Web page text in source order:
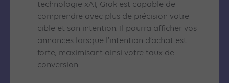
technologie xAI, Grok est capable de
comprendre avec plus de précision votre
cible et son intention. Il pourra afficher vos
annonces lorsque l’intention d’achat est
forte, maximisant ainsi votre taux de
conversion.